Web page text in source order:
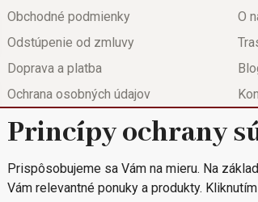
Obchodné podmienky
Odstúpenie od zmluvy
Doprava a platba
Ochrana osobných údajov
Nápoveda
Reklamačný list
Rýchla objednávka
O
Princípy ochrany
Prispôsobujeme sa Vám na mieru. Na
Vám relevantné ponuky a produkty.